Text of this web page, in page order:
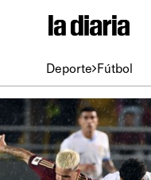
Deporte Fútbol